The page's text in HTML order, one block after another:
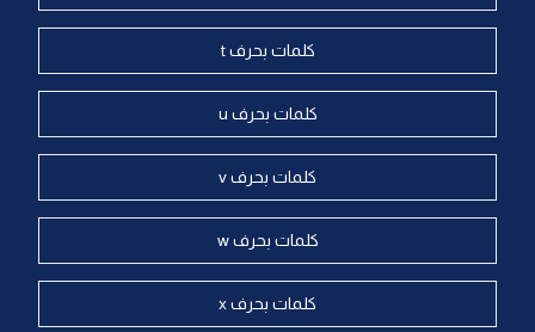
كلمات بحرف t
كلمات بحرف u
كلمات بحرف v
كلمات بحرف w
كلمات بحرف x